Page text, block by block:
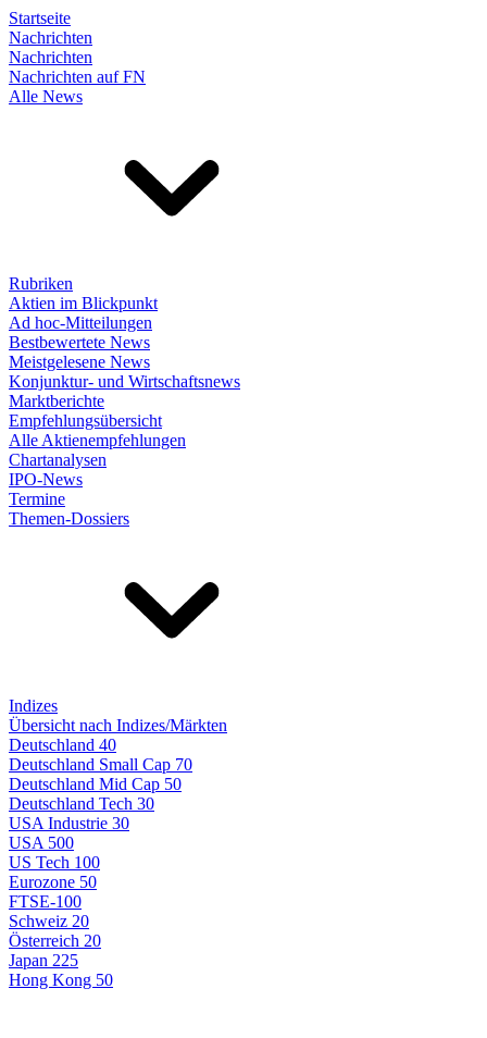
Startseite
Nachrichten
Nachrichten
Nachrichten auf FN
Alle News
Rubriken
Aktien im Blickpunkt
Ad hoc-Mitteilungen
Bestbewertete News
Meistgelesene News
Konjunktur- und Wirtschaftsnews
Marktberichte
Empfehlungsübersicht
Alle Aktienempfehlungen
Chartanalysen
IPO-News
Termine
Themen-Dossiers
Indizes
Übersicht nach Indizes/Märkten
Deutschland 40
Deutschland Small Cap 70
Deutschland Mid Cap 50
Deutschland Tech 30
USA Industrie 30
USA 500
US Tech 100
Eurozone 50
FTSE-100
Schweiz 20
Österreich 20
Japan 225
Hong Kong 50